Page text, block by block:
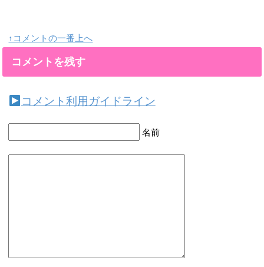
↑コメントの一番上へ
コメントを残す
コメント利用ガイドライン
名前